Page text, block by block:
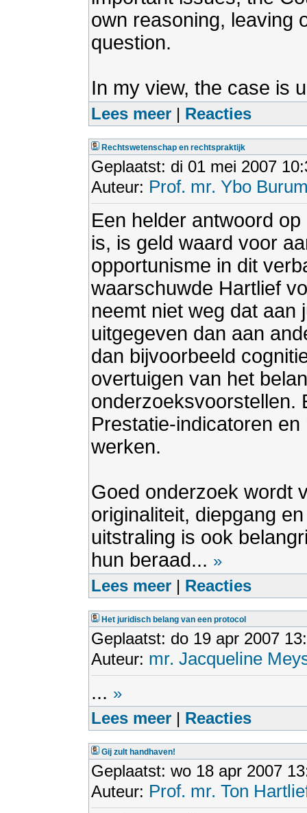
own reasoning, leaving
question.
In my view, the case is
Lees meer | Reacties
Rechtswetenschap en rechtspraktijk
Geplaatst: di 01 mei 2007
Auteur: Prof. mr. Ybo
Een helder antwoord
is, is geld waard voor
opportunisme in dit
waarschuwde Hartlief
neemt niet weg dat aan
uitgegeven dan aan
dan bijvoorbeeld
overtuigen van het
onderzoeksvoorstellen.
Prestatie-indicatoren
werken.
Goed onderzoek wordt
originaliteit, diepgang
uitstraling is ook
hun beraad... »
Lees meer | Reacties
Het juridisch belang van een protocol
Geplaatst: do 19 apr 2007
Auteur: mr. Jacqueline
... »
Lees meer | Reacties
Gij zult handhaven!
Geplaatst: wo 18 apr 2007
Auteur: Prof. mr. Ton